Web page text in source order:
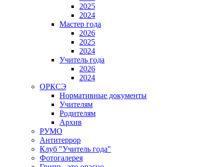
2025
2024
Мастер года
2026
2025
2024
Учитель года
2026
2024
ОРКСЭ
Нормативные документы
Учителям
Родителям
Архив
РУМО
Антитеррор
Клуб "Учитель года"
Фотогалерея